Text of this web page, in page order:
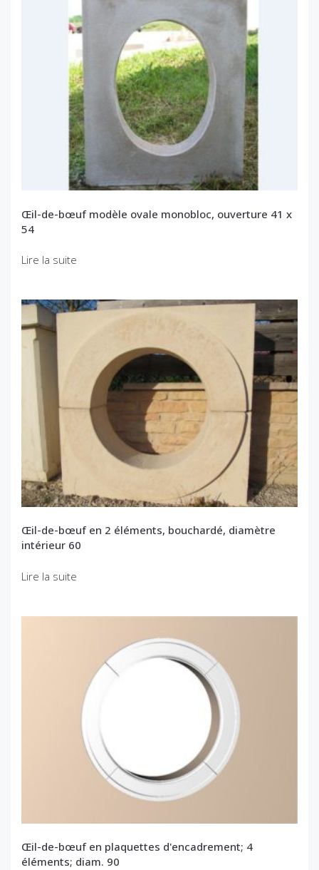
Œil-de-bœuf modèle ovale monobloc, ouverture 41 x
54
Lire la suite
Œil-de-bœuf en 2 éléments, bouchardé, diamètre
intérieur 60
Lire la suite
Œil-de-bœuf en plaquettes d'encadrement; 4
éléments; diam. 90